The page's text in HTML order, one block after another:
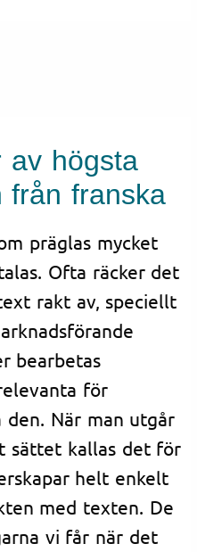
av högsta
från franska
präglas mycket
Ofta räcker det
rakt av, speciellt
bearbetas
för
den. När man utgår
sättet kallas det för
helt enkelt
med texten. De
vi får när det